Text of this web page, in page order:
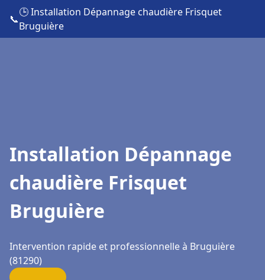
📞
🕒 Installation Dépannage chaudière Frisquet
Bruguière
Installation Dépannage
chaudière Frisquet
Bruguière
Intervention rapide et professionnelle à Bruguière
(81290)